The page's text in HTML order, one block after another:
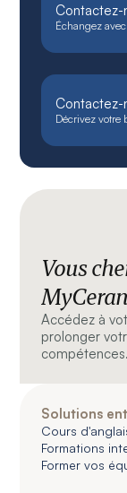
Contactez-
Échangez
Contactez-
Décrivez votre
Vous
Accédez à
prolonger
compétences.
Solutions
Cours
Formations
Former vos